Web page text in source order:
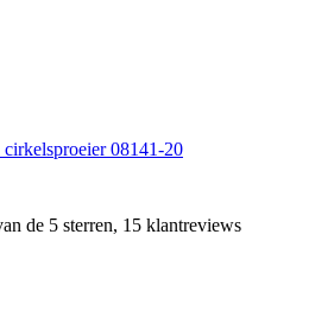
cirkelsproeier 08141-20
de 5 sterren, 15 klantreviews